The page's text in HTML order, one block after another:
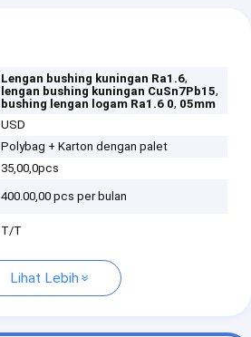
Lengan bushing kuningan Ra1.6,
lengan bushing kuningan CuSn7Pb15,
bushing lengan logam Ra1.6 0, 05mm
USD
Polybag + Karton dengan palet
35,00,0pcs
400.00,00 pcs per bulan
T/T
Lihat Lebih